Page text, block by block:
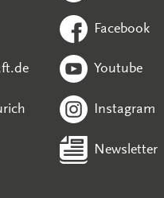
Facebook
Youtube
Instagram
Newsletter